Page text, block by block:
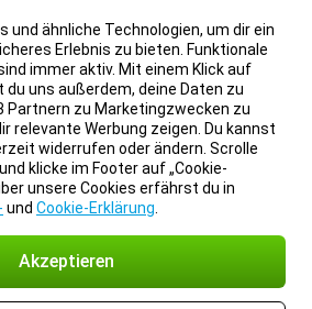
und ähnliche Technologien, um dir ein
Erlebnis zu bieten. Funktionale
immer aktiv. Mit einem Klick auf
du uns außerdem, deine Daten zu
Partnern zu Marketingzwecken zu
relevante Werbung zeigen. Du kannst
widerrufen oder ändern. Scrolle
klicke im Footer auf „Cookie-
unsere Cookies erfährst du in
und Cookie-Erklärung
Akzeptieren